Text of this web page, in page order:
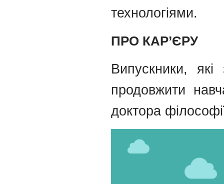
технологіями.
ПРО КАР’ЄРУ
Випускники, які
продовжити
доктора